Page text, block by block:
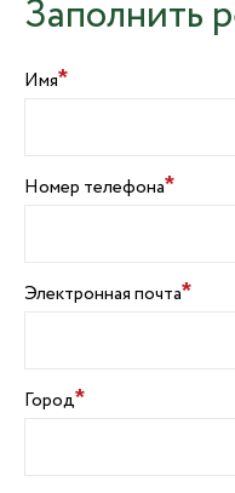
Заполнить
Имя*
Номер телефона*
Электронная почта*
Город*